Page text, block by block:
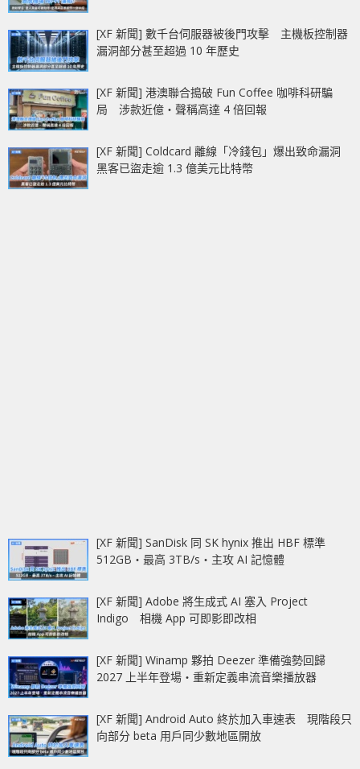
[XF 新聞] 數千台伺服器被後門攻擊 主機板控制器
漏洞部分甚至超過 10 年歷史
[XF 新聞] 港澳聯合搗破 Fun Coffee 咖啡科研騙
局 涉款近億‧聲稱高達 4 倍回報
[XF 新聞] Coldcard 離線「冷錢包」爆出致命漏洞
黑客已盜走逾 1.3 億美元比特幣
[XF 新聞] SanDisk 同 SK hynix 推出 HBF 標準
512GB‧最高 3TB/s‧主攻 AI 記憶體
[XF 新聞] Adobe 將生成式 AI 塞入 Project
Indigo 相機 App 可即影即改相
[XF 新聞] Winamp 夥拍 Deezer 準備強勢回歸
2027 上半年登場‧重新定義串流音樂播放器
[XF 新聞] Android Auto 終於加入車速表 現階段只
向部分 beta 用戶同少數地區開放